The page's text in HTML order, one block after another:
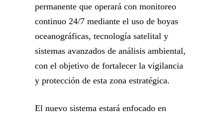
permanente que operará con monitoreo
continuo 24/7 mediante el uso de boyas
oceanográficas, tecnología satelital y
sistemas avanzados de análisis ambiental,
con el objetivo de fortalecer la vigilancia
y protección de esta zona estratégica.
El nuevo sistema estará enfocado en